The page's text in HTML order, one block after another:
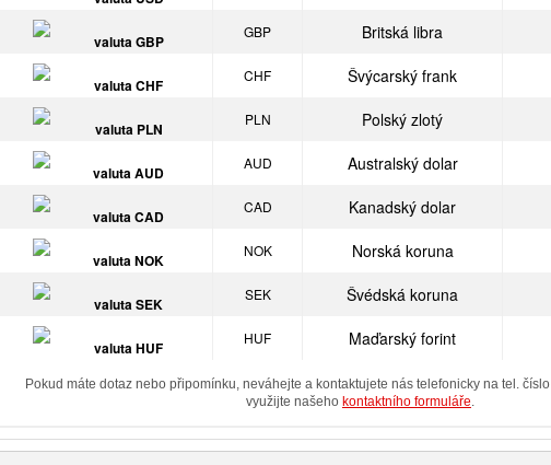
GBP Britská libra
CHF Švýcarský frank
PLN Polský zlotý
AUD Australský dolar
CAD Kanadský dolar
NOK Norská koruna
SEK Švédská koruna
HUF Maďarský forint
Pokud máte dotaz nebo připomínku, neváhejte a kontaktujete nás telefonicky na tel. číslo
využijte našeho kontaktního formuláře.